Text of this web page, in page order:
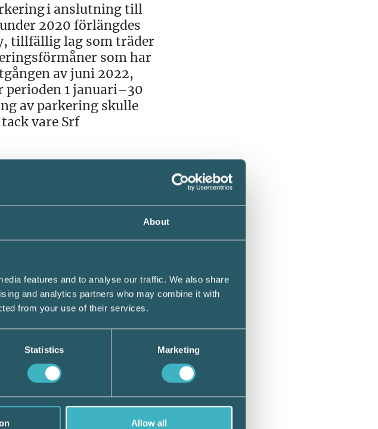
About
features and to analyse our traffic. We also share
and analytics partners who may combine it with
from your use of their services.
Statistics Marketing
Allow all
i anslutning till
2020 förlängdes
tillfällig lag som träder
som har
av juni 2022,
perioden 1 januari–30
av parkering skulle
vare Srf
för kravet på
frånvaron med ett
läkarintyg från
till och med
moms,
av avdragen
januari 2020 –
oktober